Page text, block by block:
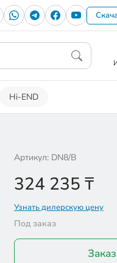
Hi-END
Артикул: DN8/B
324 235 ₸
Узнать дилерскую цену
Под заказ